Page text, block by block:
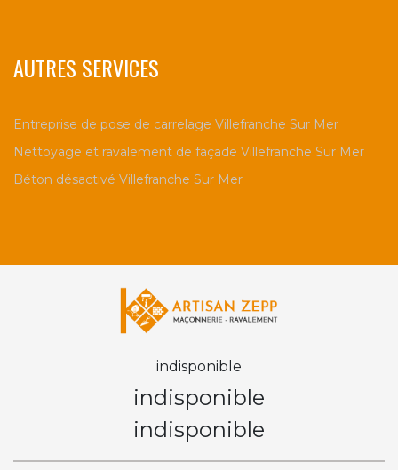
AUTRES SERVICES
Entreprise de pose de carrelage Villefranche Sur Mer
Nettoyage et ravalement de façade Villefranche Sur Mer
Béton désactivé Villefranche Sur Mer
indisponible
indisponible
indisponible